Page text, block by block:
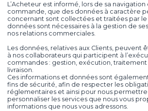
L’Acheteur est informé, lors de sa
commande, que des données à caractère
concernant sont collectées et traitées par le
données sont nécessaires à la gestion de
nos relations commerciales.
Les données, relatives aux Clients, peuvent
à nos collaborateurs qui participent à
commandes : gestion, exécution,
livraison.
Ces informations et données sont
fins de sécurité, afin de respecter les
réglementaires et ainsi pour nous
personnaliser les services que nous vous
informations que nous vous adressons.